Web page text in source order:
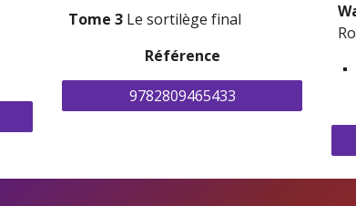
Tome 3 Le sortilège final
Référence
9782809465433